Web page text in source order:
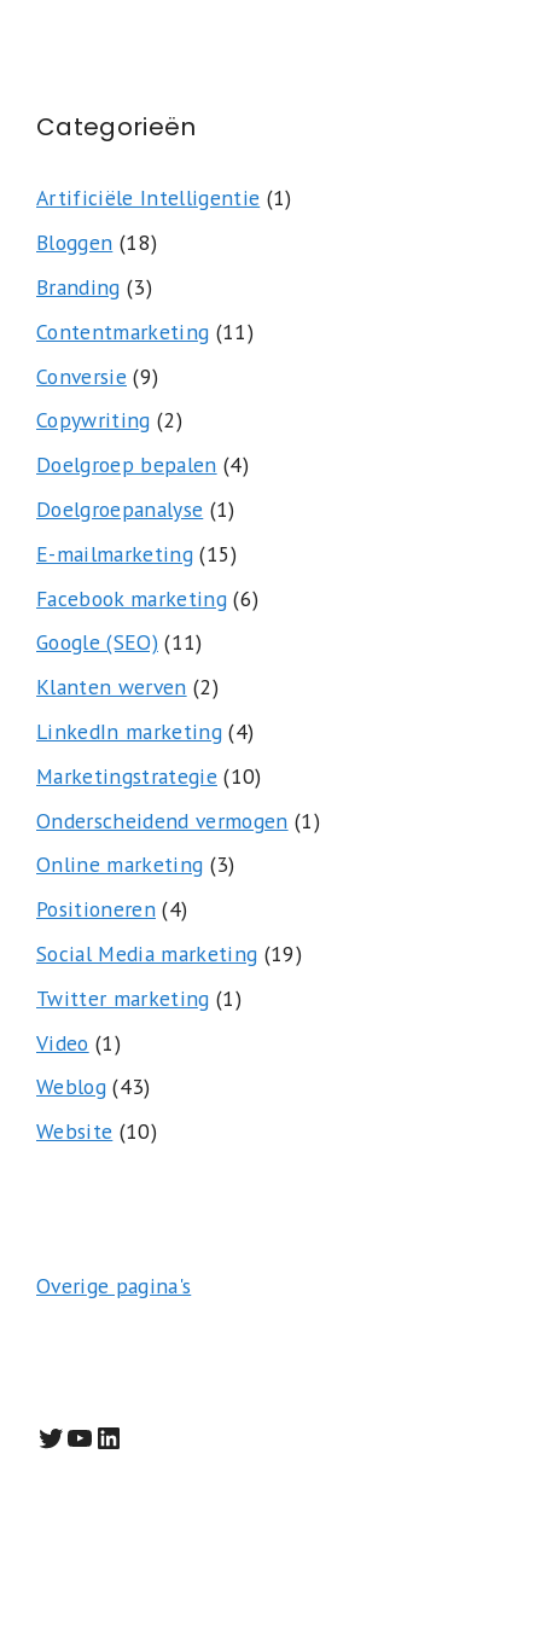
Categorieën
Artificiële Intelligentie (1)
Bloggen (18)
Branding (3)
Contentmarketing (11)
Conversie (9)
Copywriting (2)
Doelgroep bepalen (4)
Doelgroepanalyse (1)
E-mailmarketing(15)
Facebook marketing(6)
Google (SEO)(11)
Klanten werven (2)
LinkedIn marketing(4)
Marketingstrategie (10)
Onderscheidend vermogen (1)
Online marketing (3)
Positioneren(4)
Social Media marketing (19)
Twitter marketing (1)
Video (1)
Weblog(43)
Website (10)
Overige pagina's
Twitter
YouTube
LinkedIn